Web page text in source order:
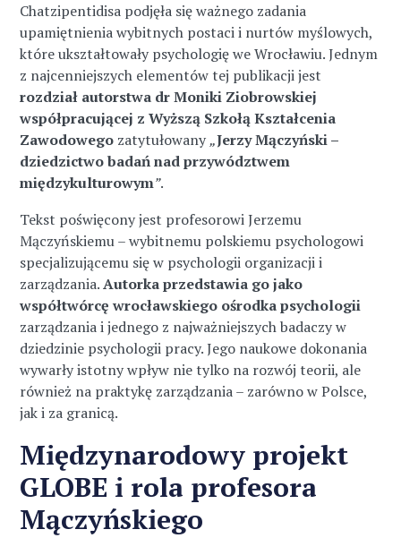
Chatzipentidisa podjęła się ważnego zadania
upamiętnienia wybitnych postaci i nurtów myślowych,
które ukształtowały psychologię we Wrocławiu. Jednym
z najcenniejszych elementów tej publikacji jest
rozdział autorstwa dr Moniki Ziobrowskiej
współpracującej z Wyższą Szkołą Kształcenia
Zawodowego zatytułowany„Jerzy Mączyński –
dziedzictwo badań nad przywództwem
międzykulturowym”.
Tekst poświęcony jest profesorowi Jerzemu
Mączyńskiemu – wybitnemu polskiemu psychologowi
specjalizującemu się w psychologii organizacji i
zarządzania.Autorka przedstawia go jako
współtwórcę wrocławskiego ośrodka psychologii
zarządzania i jednego z najważniejszych badaczy w
dziedzinie psychologii pracy. Jego naukowe dokonania
wywarły istotny wpływ nie tylko na rozwój teorii, ale
również na praktykę zarządzania – zarówno w Polsce,
jak i za granicą.
Międzynarodowy projekt
GLOBE i rola profesora
Mączyńskiego